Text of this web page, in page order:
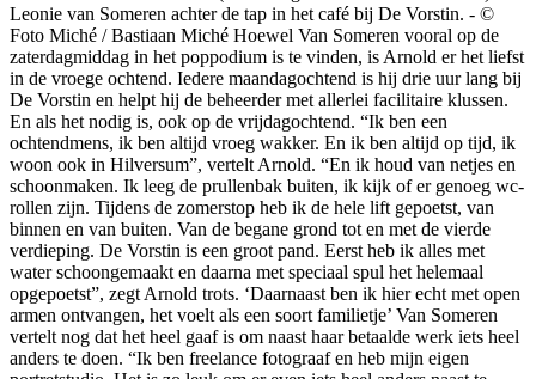
Leonie van Someren achter de tap in het café bij De Vorstin. - ©
Foto Miché / Bastiaan Miché Hoewel Van Someren vooral op de
zaterdagmiddag in het poppodium is te vinden, is Arnold er het liefst
in de vroege ochtend. Iedere maandagochtend is hij drie uur lang bij
De Vorstin en helpt hij de beheerder met allerlei facilitaire klussen.
En als het nodig is, ook op de vrijdagochtend. “Ik ben een
ochtendmens, ik ben altijd vroeg wakker. En ik ben altijd op tijd, ik
woon ook in Hilversum”, vertelt Arnold. “En ik houd van netjes en
schoonmaken. Ik leeg de prullenbak buiten, ik kijk of er genoeg wc-
rollen zijn. Tijdens de zomerstop heb ik de hele lift gepoetst, van
binnen en van buiten. Van de begane grond tot en met de vierde
verdieping. De Vorstin is een groot pand. Eerst heb ik alles met
water schoongemaakt en daarna met speciaal spul het helemaal
opgepoetst”, zegt Arnold trots. ‘Daarnaast ben ik hier echt met open
armen ontvangen, het voelt als een soort familietje’ Van Someren
vertelt nog dat het heel gaaf is om naast haar betaalde werk iets heel
anders te doen. “Ik ben freelance fotograaf en heb mijn eigen